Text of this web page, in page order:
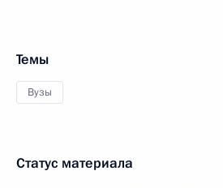
Темы
Вузы
Статус материала